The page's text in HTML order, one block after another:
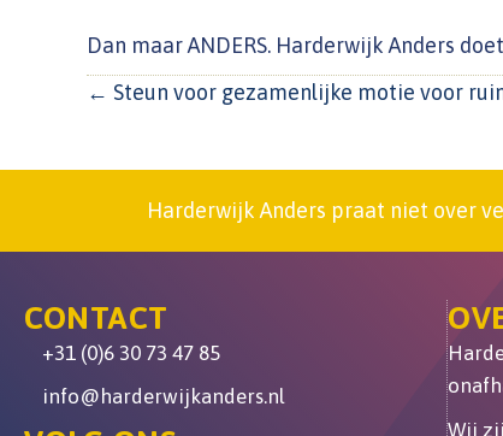
Dan maar ANDERS. Harderwijk Anders doet
POSTS
NAVIGATION
← Steun voor gezamenlijke motie voor
Harderwijk Anders praat niet over
CONTACT
+31 (0)6 30 73 47 85
info@harderwijkanders.nl
Wij